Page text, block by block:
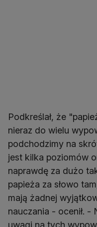
Podkreślał, że
nieraz do wielu
podchodzimy na
jest kilka poziomów
naprawdę za dużo
papieża za słowo
mają żadnej
nauczania - ocenił. -
uwagi na tych